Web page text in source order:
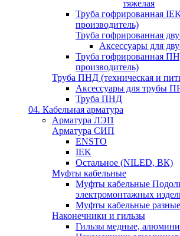
тяжелая
Труба гофрированная
производитель)
Труба гофрированная
Аксессуары для
Труба гофрированная
производитель)
Труба ПНД (техническая и
Аксессуары для трубы
Труба ПНД
04. Кабельная арматура
Арматура ЛЭП
Арматура СИП
ENSTO
IEK
Остальное (NILED, ВК)
Муфты кабельные
Муфты кабельные
электромонтажных
Муфты кабельные
Наконечники и гильзы
Гильзы медные,